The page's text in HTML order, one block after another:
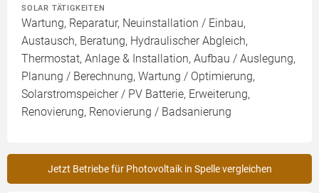
SOLAR TÄTIGKEITEN
Wartung, Reparatur, Neuinstallation / Einbau,
Austausch, Beratung, Hydraulischer Abgleich,
Thermostat, Anlage & Installation, Aufbau / Auslegung,
Planung / Berechnung, Wartung / Optimierung,
Solarstromspeicher / PV Batterie, Erweiterung,
Renovierung, Renovierung / Badsanierung
Jetzt Betriebe für Photovoltaik in Spelle vergleichen